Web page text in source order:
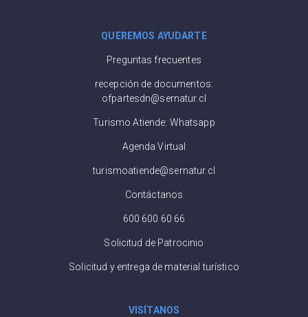
QUEREMOS AYUDARTE
Preguntas frecuentes
recepción de documentos:
ofpartesdn@sernatur.cl
Turismo Atiende: Whatsapp
Agenda Virtual
turismoatiende@sernatur.cl
Contáctanos
600 600 60 66
Solicitud de Patrocinio
Solicitud y entrega de material turístico
VISÍTANOS